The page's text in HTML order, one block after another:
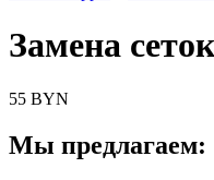
Замена
55 BYN
Мы предлагаем: